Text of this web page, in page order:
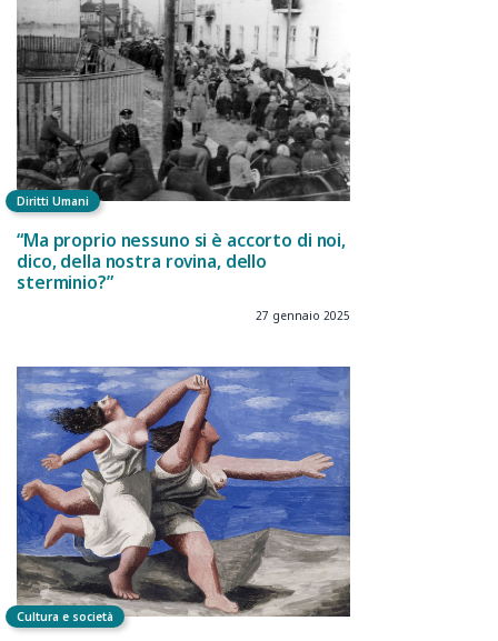
Diritti Umani
“Ma proprio nessuno si è accorto di noi,
dico, della nostra rovina, dello
sterminio?”
27 gennaio 2025
Cultura e società